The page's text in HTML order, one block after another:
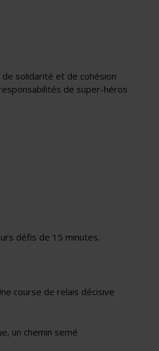
solidarité et de cohésion
de super-héros
défis de 15 minutes.
course de relais décisive
un chemin semé